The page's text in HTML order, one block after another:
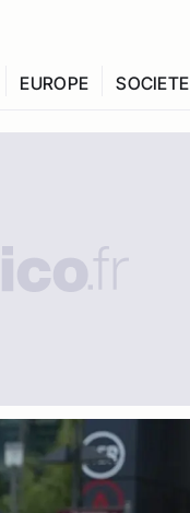
EUROPE SOCIETE